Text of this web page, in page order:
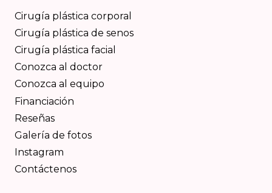
Cirugía plástica corporal
Cirugía plástica de senos
Cirugía plástica facial
Conozca al doctor
Conozca al equipo
Financiación
Reseñas
Galería de fotos
Instagram
Contáctenos